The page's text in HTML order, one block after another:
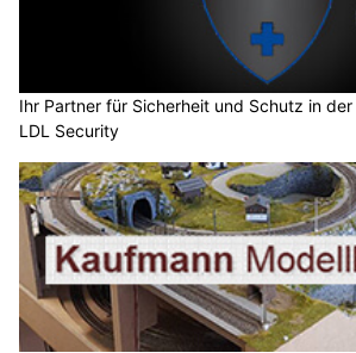
Ihr Partner für Sicherheit und Schutz in der
LDL Security